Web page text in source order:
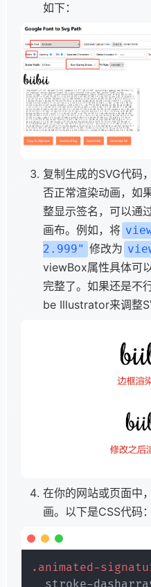
如下：
复制生成的SVG代码
否正常渲染动画，如
整显示签名，可以通
画布。例如，将
2.999" 修改为
viewBox属性具体可
完整了。如果还是不
be Illustrator来调整
在你的网站或页面中
画。以下是CSS代码：
.animated-
stroke-